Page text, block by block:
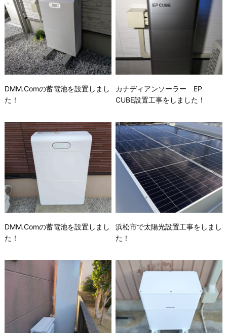
DMM.Comの蓄電池を設置しまし
た！
カナディアンソーラー EP
CUBE設置工事をしました！
DMM.Comの蓄電池を設置しまし
た！
浜松市で太陽光設置工事をしまし
た！